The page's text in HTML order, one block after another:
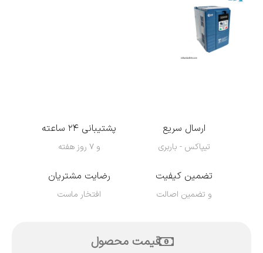
ارسال سریع
تیپاکس - باربری
پشتیبانی ۲۴ ساعته
و ۷ روز هفته
تضمین کیفیت
و تضمین اصالت
رضایت مشتریان
افتخار ماست
قیمت محصول